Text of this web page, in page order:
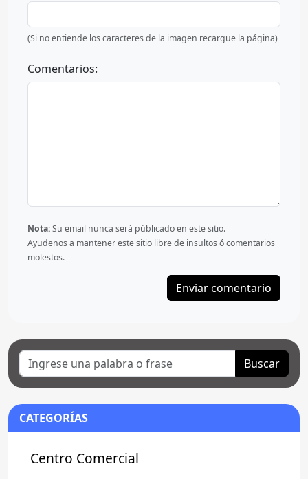
(Si no entiende los caracteres de la imagen recargue la página)
Comentarios:
Nota:Su email nunca será públicado en este sitio.
Ayudenos a mantener este sitio libre de insultos ó comentarios
molestos.
Enviar comentario
Buscar
CATEGORÍAS
Centro Comercial